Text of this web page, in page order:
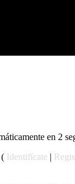
en 2
( Identifícate |